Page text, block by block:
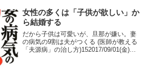
女性の多くは「子供が欲しい」か
ら結婚する
だから子供は可愛いが、旦那が嫌い。妻
の病気の9割は夫がつくる (医師が教える
「夫源病」の治し方)152017/09/01(金)